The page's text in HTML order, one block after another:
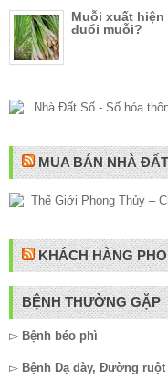
Muỗi xuất
đuổi muỗi?
MUA BÁN NHÀ ĐẤT
KHÁCH HÀNG
BỆNH THƯỜNG GẶP
▻ Bệnh béo phì
▻ Bệnh Dạ dày, Đường ruột